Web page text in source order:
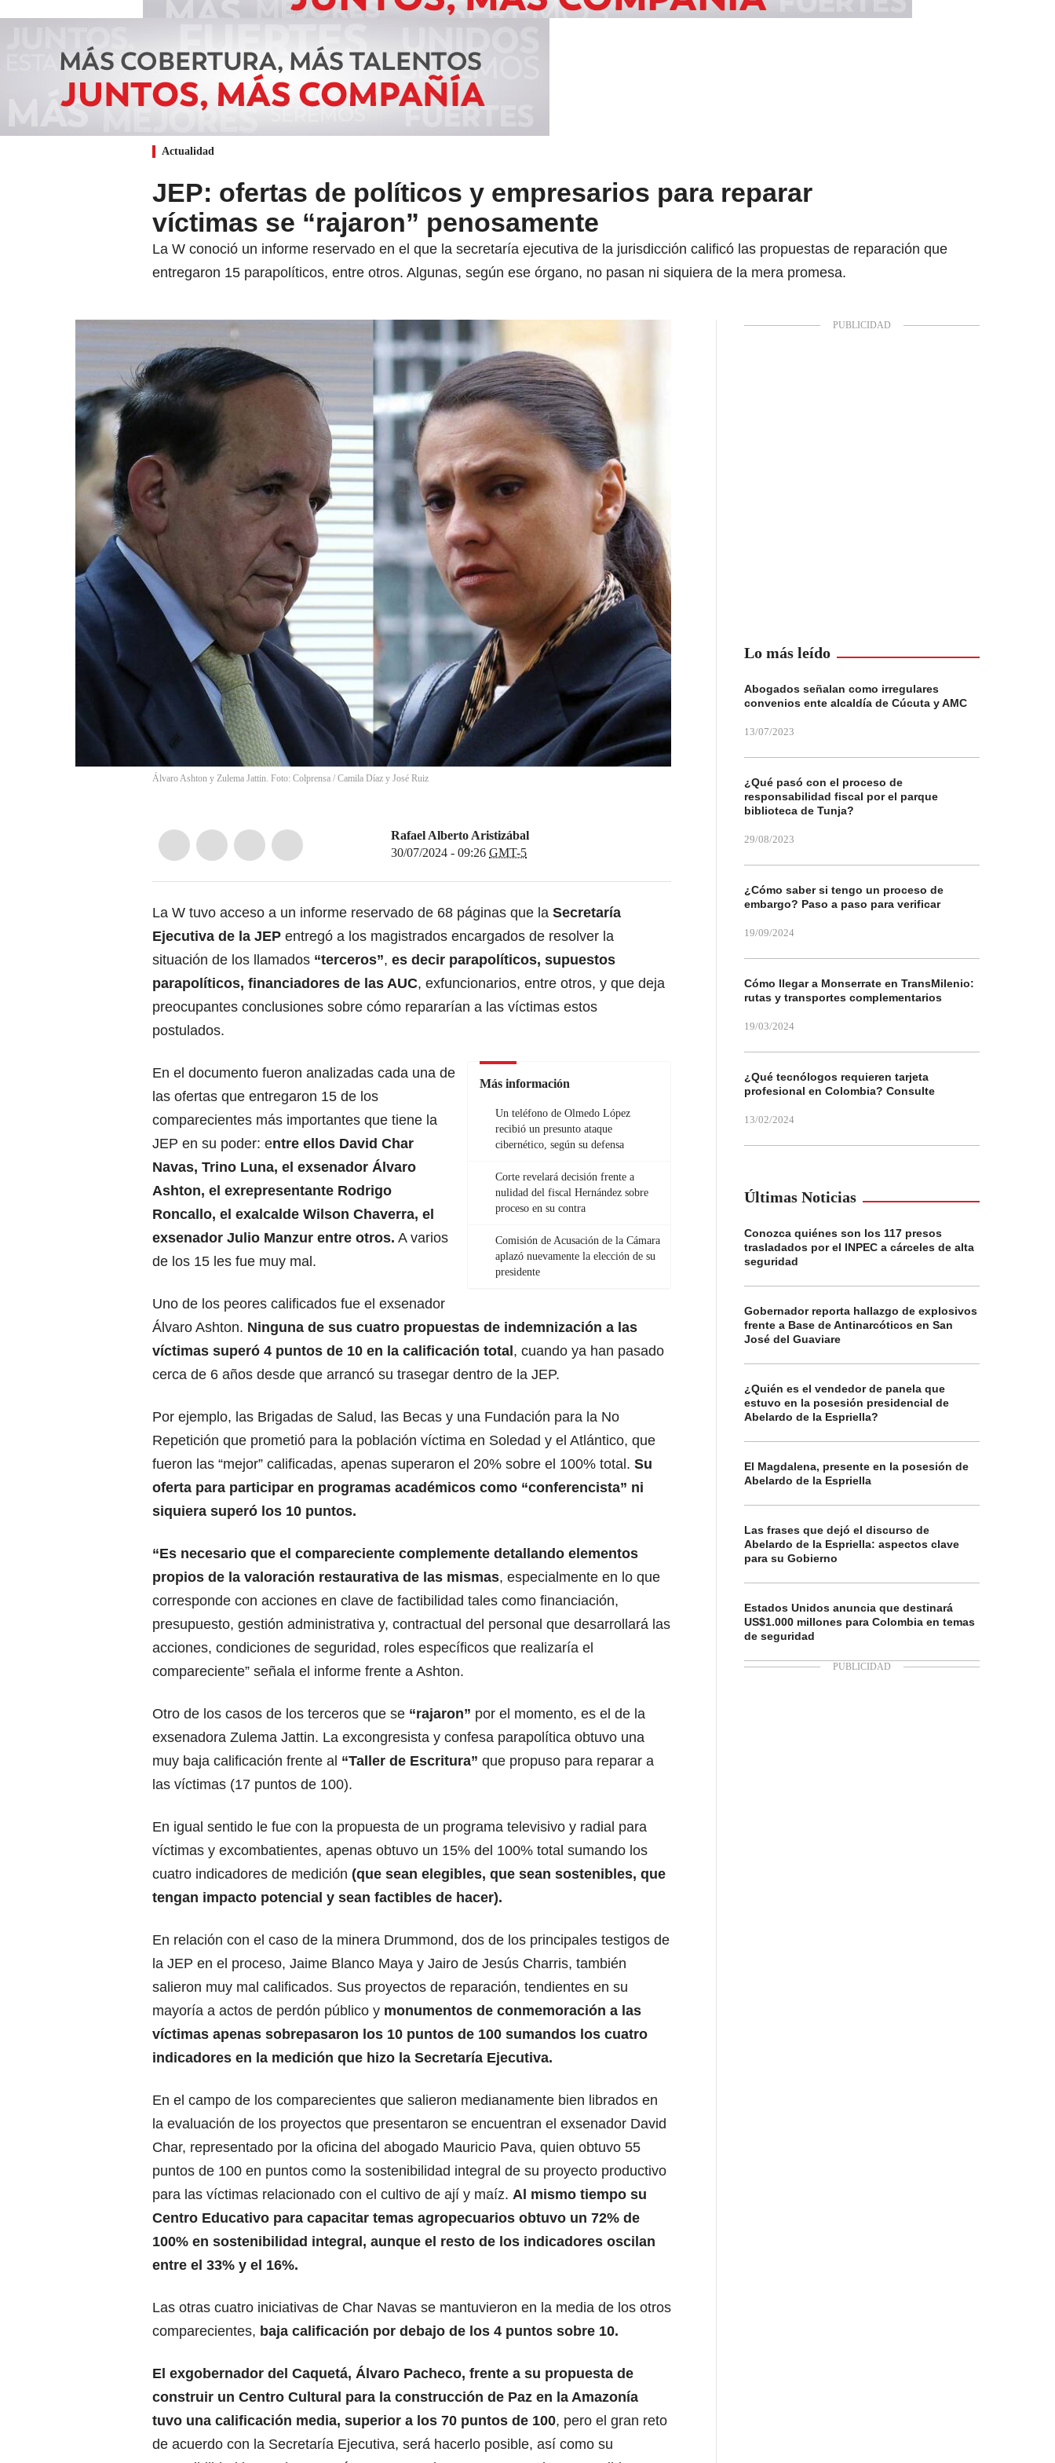
Actualidad
JEP: ofertas de políticos y empresarios para reparar
víctimas se “rajaron” penosamente
La W conoció un informe reservado en el que la secretaría ejecutiva de la jurisdicción calificó las propuestas de reparación que
entregaron 15 parapolíticos, entre otros. Algunas, según ese órgano, no pasan ni siquiera de la mera promesa.
Álvaro Ashton y Zulema Jattin. Foto: Colprensa / Camila Díaz y José Ruiz
Rafael Alberto Aristizábal
30/07/2024 - 09:26 GMT-5
La W tuvo acceso a un informe reservado de 68 páginas que la Secretaría
Ejecutiva de la JEP entregó a los magistrados encargados de resolver la
situación de los llamados “terceros”, es decir parapolíticos, supuestos
parapolíticos, financiadores de las AUC, exfuncionarios, entre otros, y que deja
preocupantes conclusiones sobre cómo repararían a las víctimas estos
postulados.
Más información
Un teléfono de Olmedo López
recibió un presunto ataque
cibernético, según su defensa
Corte revelará decisión frente a
nulidad del fiscal Hernández sobre
proceso en su contra
Comisión de Acusación de la Cámara
aplazó nuevamente la elección de su
presidente
En el documento fueron analizadas cada una de
las ofertas que entregaron 15 de los
comparecientes más importantes que tiene la
JEP en su poder: entre ellos David Char
Navas, Trino Luna, el exsenador Álvaro
Ashton, el exrepresentante Rodrigo
Roncallo, el exalcalde Wilson Chaverra, el
exsenador Julio Manzur entre otros. A varios
de los 15 les fue muy mal.
Uno de los peores calificados fue el exsenador
Álvaro Ashton. Ninguna de sus cuatro propuestas de indemnización a las
víctimas superó 4 puntos de 10 en la calificación total , cuando ya han pasado
cerca de 6 años desde que arrancó su trasegar dentro de la JEP.
Por ejemplo, las Brigadas de Salud, las Becas y una Fundación para la No
Repetición que prometió para la población víctima en Soledad y el Atlántico, que
fueron las “mejor” calificadas, apenas superaron el 20% sobre el 100% total. Su
oferta para participar en programas académicos como “conferencista” ni
siquiera superó los 10 puntos.
“Es necesario que el compareciente complemente detallando elementos
propios de la valoración restaurativa de las mismas, especialmente en lo que
corresponde con acciones en clave de factibilidad tales como financiación,
presupuesto, gestión administrativa y, contractual del personal que desarrollará las
acciones, condiciones de seguridad, roles específicos que realizaría el
compareciente” señala el informe frente a Ashton.
Otro de los casos de los terceros que se “rajaron” por el momento, es el de la
exsenadora Zulema Jattin. La excongresista y confesa parapolítica obtuvo una
muy baja calificación frente al “Taller de Escritura” que propuso para reparar a
las víctimas (17 puntos de 100).
En igual sentido le fue con la propuesta de un programa televisivo y radial para
víctimas y excombatientes, apenas obtuvo un 15% del 100% total sumando los
cuatro indicadores de medición (que sean elegibles, que sean sostenibles, que
tengan impacto potencial y sean factibles de hacer).
En relación con el caso de la minera Drummond, dos de los principales testigos de
la JEP en el proceso, Jaime Blanco Maya y Jairo de Jesús Charris, también
salieron muy mal calificados. Sus proyectos de reparación, tendientes en su
mayoría a actos de perdón público y monumentos de conmemoración a las
víctimas apenas sobrepasaron los 10 puntos de 100 sumandos los cuatro
indicadores en la medición que hizo la Secretaría Ejecutiva.
En el campo de los comparecientes que salieron medianamente bien librados en
la evaluación de los proyectos que presentaron se encuentran el exsenador David
Char, representado por la oficina del abogado Mauricio Pava, quien obtuvo 55
puntos de 100 en puntos como la sostenibilidad integral de su proyecto productivo
para las víctimas relacionado con el cultivo de ají y maíz. Al mismo tiempo su
Centro Educativo para capacitar temas agropecuarios obtuvo un 72% de
100% en sostenibilidad integral, aunque el resto de los indicadores oscilan
entre el 33% y el 16%.
Las otras cuatro iniciativas de Char Navas se mantuvieron en la media de los otros
comparecientes, baja calificación por debajo de los 4 puntos sobre 10.
El exgobernador del Caquetá, Álvaro Pacheco, frente a su propuesta de
construir un Centro Cultural para la construcción de Paz en la Amazonía
tuvo una calificación media, superior a los 70 puntos de 100, pero el gran reto
de acuerdo con la Secretaría Ejecutiva, será hacerlo posible, así como su
Lo más leído
Abogados señalan como irregulares
convenios ente alcaldía de Cúcuta y AMC
13/07/2023
¿Qué pasó con el proceso de
responsabilidad fiscal por el parque
biblioteca de Tunja?
29/08/2023
¿Cómo saber si tengo un proceso de
embargo? Paso a paso para verificar
19/09/2024
Cómo llegar a Monserrate en TransMilenio:
rutas y transportes complementarios
19/03/2024
¿Qué tecnólogos requieren tarjeta
profesional en Colombia? Consulte
13/02/2024
Últimas Noticias
Conozca quiénes son los 117 presos
trasladados por el INPEC a cárceles de alta
seguridad
Gobernador reporta hallazgo de explosivos
frente a Base de Antinarcóticos en San
José del Guaviare
¿Quién es el vendedor de panela que
estuvo en la posesión presidencial de
Abelardo de la Espriella?
El Magdalena, presente en la posesión de
Abelardo de la Espriella
Las frases que dejó el discurso de
Abelardo de la Espriella: aspectos clave
para su Gobierno
Estados Unidos anuncia que destinará
US$1.000 millones para Colombia en temas
de seguridad